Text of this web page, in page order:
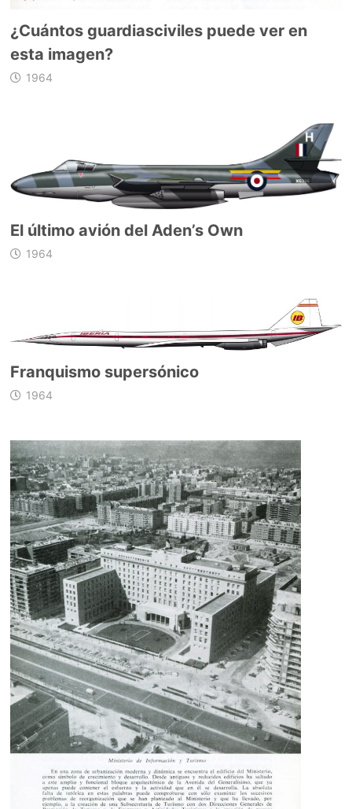
¿Cuántos guardiasciviles puede ver en
esta imagen?
1964
El último avión del Aden’s Own
1964
Franquismo supersónico
1964